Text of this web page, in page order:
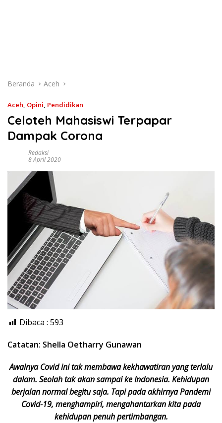
Beranda Aceh
Aceh, Opini, Pendidikan
Celoteh Mahasiswi Terpapar
Dampak Corona
Redaksi
8 April 2020
Dibaca : 593
Catatan: Shella Oetharry Gunawan
Awalnya Covid ini tak membawa kekhawatiran yang terlalu
dalam. Seolah tak akan sampai ke Indonesia. Kehidupan
berjalan normal begitu saja. Tapi pada akhirnya Pandemi
Covid-19, menghampiri, mengahantarkan kita pada
kehidupan penuh pertimbangan.